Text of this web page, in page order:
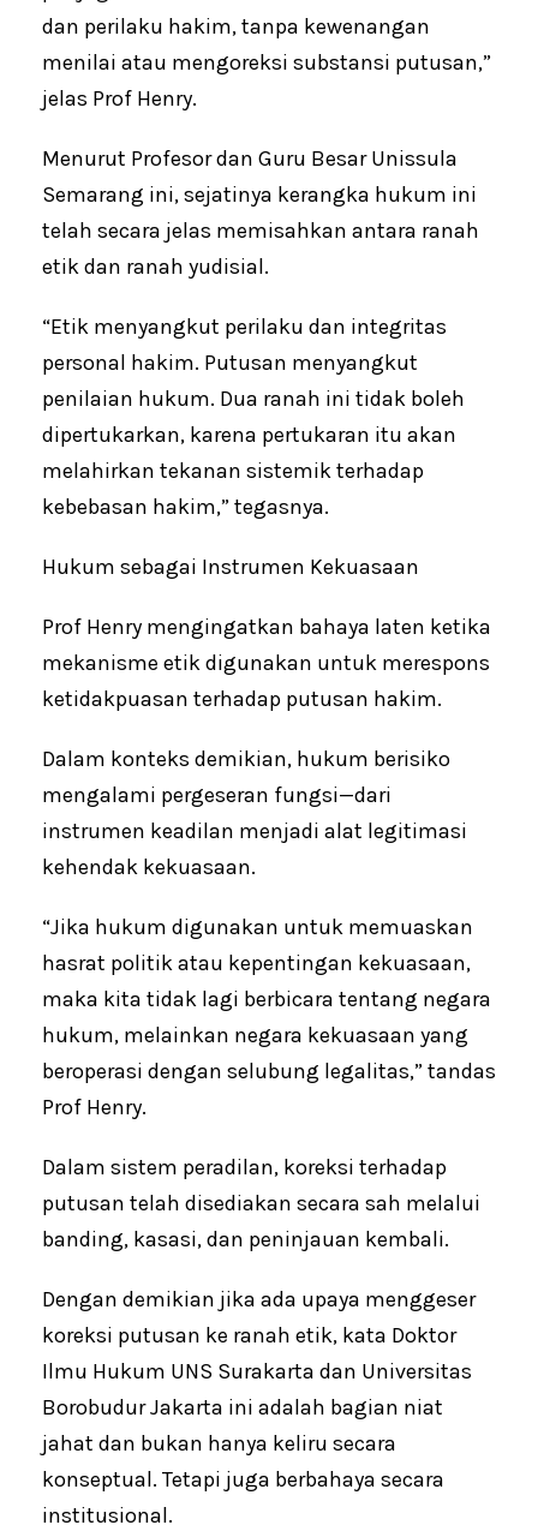
dan perilaku hakim, tanpa kewenangan
menilai atau mengoreksi substansi putusan,”
jelas Prof Henry.
Menurut Profesor dan Guru Besar Unissula
Semarang ini, sejatinya kerangka hukum ini
telah secara jelas memisahkan antara ranah
etik dan ranah yudisial.
“Etik menyangkut perilaku dan integritas
personal hakim. Putusan menyangkut
penilaian hukum. Dua ranah ini tidak boleh
dipertukarkan, karena pertukaran itu akan
melahirkan tekanan sistemik terhadap
kebebasan hakim,” tegasnya.
Hukum sebagai Instrumen Kekuasaan
Prof Henry mengingatkan bahaya laten ketika
mekanisme etik digunakan untuk merespons
ketidakpuasan terhadap putusan hakim.
Dalam konteks demikian, hukum berisiko
mengalami pergeseran fungsi—dari
instrumen keadilan menjadi alat legitimasi
kehendak kekuasaan.
“Jika hukum digunakan untuk memuaskan
hasrat politik atau kepentingan kekuasaan,
maka kita tidak lagi berbicara tentang negara
hukum, melainkan negara kekuasaan yang
beroperasi dengan selubung legalitas,” tandas
Prof Henry.
Dalam sistem peradilan, koreksi terhadap
putusan telah disediakan secara sah melalui
banding, kasasi, dan peninjauan kembali.
Dengan demikian jika ada upaya menggeser
koreksi putusan ke ranah etik, kata Doktor
Ilmu Hukum UNS Surakarta dan Universitas
Borobudur Jakarta ini adalah bagian niat
jahat dan bukan hanya keliru secara
konseptual. Tetapi juga berbahaya secara
institusional.